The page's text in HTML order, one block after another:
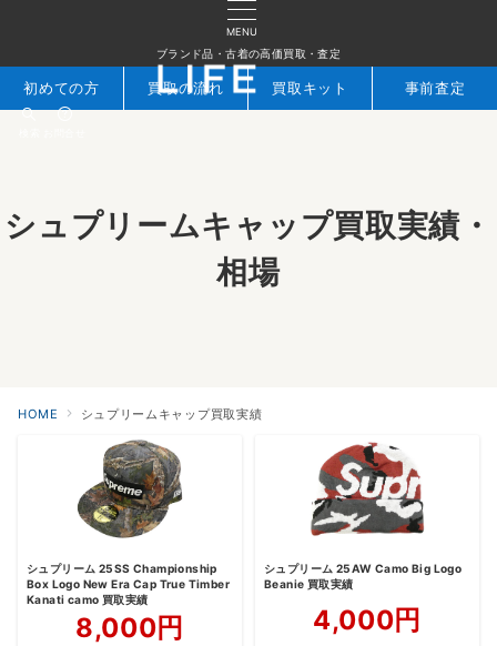
MENU
ブランド品・古着の高価買取・査定
初めての方 買取の流れ 買取キット 事前査定
シュプリームキャップ買取実績・
相場
HOME シュプリームキャップ買取実績
シュプリーム 25SS Championship
Box Logo New Era Cap True Timber
Kanati camo 買取実績
8,000円
シュプリーム 25AW Camo Big Logo
Beanie 買取実績
4,000円